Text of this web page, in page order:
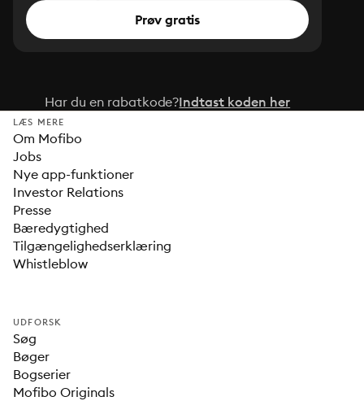
Prøv gratis
Har du en rabatkode?Indtast koden her
LÆS MERE
Om Mofibo
Jobs
Nye app-funktioner
Investor Relations
Presse
Bæredygtighed
Tilgængelighedserklæring
Whistleblow
UDFORSK
Søg
Bøger
Bogserier
Mofibo Originals